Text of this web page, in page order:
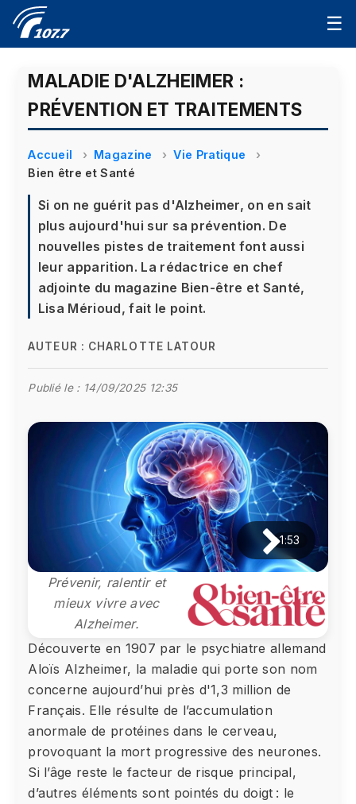
☰
MALADIE D'ALZHEIMER :
PRÉVENTION ET TRAITEMENTS
Accueil Magazine
Vie Pratique
Bien être et Santé
Si on ne guérit pas d'Alzheimer, on en sait
plus aujourd'hui sur sa prévention. De
nouvelles pistes de traitement font aussi
leur apparition. La rédactrice en chef
adjointe du magazine Bien-être et Santé,
Lisa Mérioud, fait le point.
AUTEUR : CHARLOTTE LATOUR
Publié le : 14/09/2025 12:35
1:53
Prévenir, ralentir et
mieux vivre avec
Alzheimer.
Découverte en 1907 par le psychiatre allemand
Aloïs Alzheimer, la maladie qui porte son nom
concerne aujourd’hui près d'1,3 million de
Français. Elle résulte de l’accumulation
anormale de protéines dans le cerveau,
provoquant la mort progressive des neurones.
Si l’âge reste le facteur de risque principal,
d’autres éléments sont pointés du doigt : le